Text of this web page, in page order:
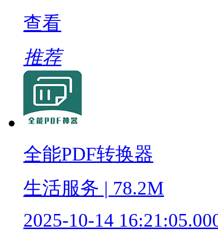
查看
推荐
全能PDF转换器
生活服务 | 78.2M
2025-10-14